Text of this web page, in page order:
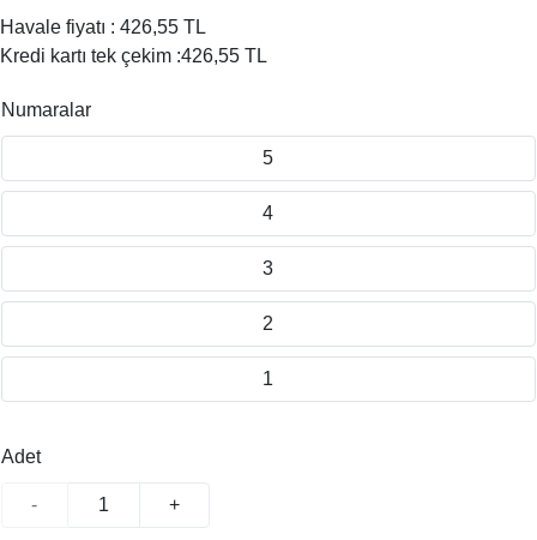
Havale fiyatı : 426,55 TL
Kredi kartı tek çekim :426,55 TL
Numaralar
5
4
3
2
1
Adet
- +